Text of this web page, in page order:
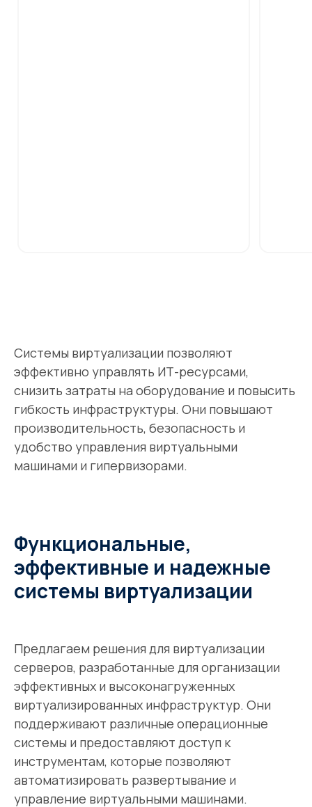
Системы виртуализации позволяют
эффективно управлять ИТ-ресурсами,
снизить затраты на оборудование и повысить
гибкость инфраструктуры. Они повышают
производительность, безопасность и
удобство управления виртуальными
машинами и гипервизорами.
Функциональные,
эффективные и надежные
системы виртуализации
Предлагаем решения для виртуализации
серверов, разработанные для организации
эффективных и высоконагруженных
виртуализированных инфраструктур. Они
поддерживают различные операционные
системы и предоставляют доступ к
инструментам, которые позволяют
автоматизировать развертывание и
управление виртуальными машинами.